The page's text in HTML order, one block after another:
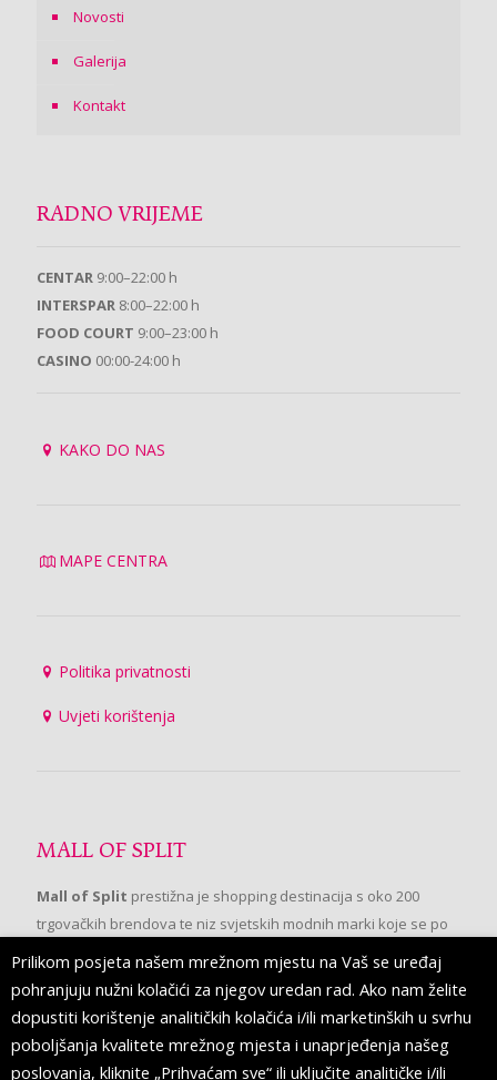
Novosti
Galerija
Kontakt
RADNO VRIJEME
CENTAR 9:00–22:00 h
INTERSPAR 8:00–22:00 h
FOOD COURT 9:00–23:00 h
CASINO 00:00-24:00 h
KAKO DO NAS
MAPE CENTRA
Politika privatnosti
Uvjeti korištenja
MALL OF SPLIT
Mall of Split prestižna je shopping destinacija s oko 200
trgovačkih brendova te niz svjetskih modnih marki koje se po
prvi put pojavljuju u Splitu.
PRATITE NAS
Prilikom posjeta našem mrežnom mjestu na Vaš se uređaj
pohranjuju nužni kolačići za njegov uredan rad. Ako nam želite
dopustiti korištenje analitičkih kolačića i/ili marketinških u svrhu
poboljšanja kvalitete mrežnog mjesta i unaprjeđenja našeg
poslovanja, kliknite „Prihvaćam sve“ ili uključite analitičke i/ili